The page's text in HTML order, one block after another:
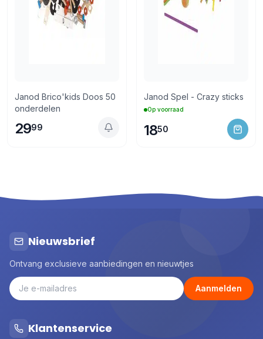
Janod Brico'kids Doos 50
onderdelen
2999
Janod Spel - Crazy sticks
Op voorraad
1850
Nieuwsbrief
Ontvang exclusieve aanbiedingen en nieuwtjes
Aanmelden
Klantenservice